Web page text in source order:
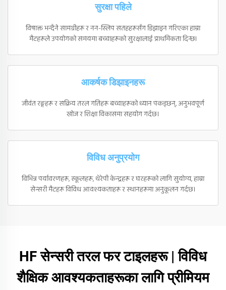
सुरक्षा पहिले
विषाक्त भन्दैने सामग्रीहरू र नन-स्लिप सतहहरूसँग डिझाइन गरिएका हाम्रा
मैटहरूले उपयोगको समयमा बच्चाहरूको सुरक्षालाई प्राथमिकता दिन्छ।
आकर्षक डिझाइनहरू
जीवंत रङ्गहरू र सक्रिय तरल गतिहरू बच्चाहरूको ध्यान पकड्छन्, अनुभवपूर्ण
खोज र शिक्षा विकासमा सहयोग गर्दछ।
विविध अनुप्रयोग
विभिन्न पर्यावरणहरू, स्कूलहरू, थेरेपी केन्द्रहरू र घरहरूको लागि सुयोग्य, हाम्रा
सेन्सरी मैटहरू विविध आवश्यकताहरू र स्थानहरूमा अनुकूलन गर्दछ।
HF सेन्सरी तरल फर टाइलहरू | विविध
शैक्षिक आवश्यकताहरूका लागि प्रीमियम